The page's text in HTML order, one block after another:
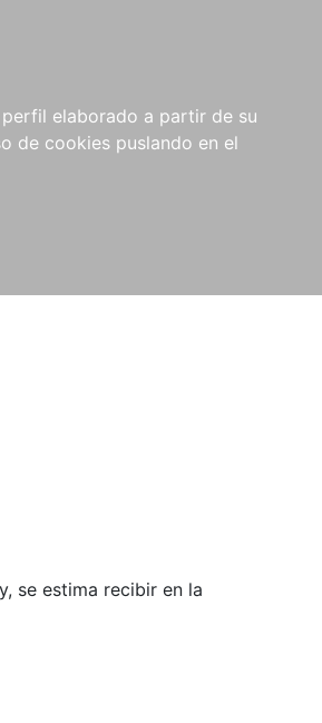
elaborado a partir de su
de cookies puslando en el
COMPRAS
INSTITUCIONALES
se estima recibir en la